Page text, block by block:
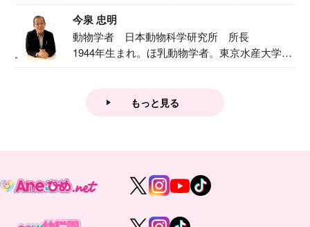
今泉 忠明
動物学者 日本動物科学研究所 所長
1944年生まれ。ほ乳動物学者。東京水産大学卒
もっと見る